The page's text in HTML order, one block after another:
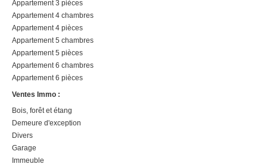
Appartement 3 pièces
Appartement 4 chambres
Appartement 4 pièces
Appartement 5 chambres
Appartement 5 pièces
Appartement 6 chambres
Appartement 6 pièces
Ventes Immo :
Bois, forêt et étang
Demeure d'exception
Divers
Garage
Immeuble